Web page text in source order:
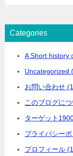
Categories
A Short history
Uncategorized
お問い合わせ
このブログに
ターゲット
プライバシー
プロフィール